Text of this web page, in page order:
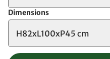
Dimensions
H82xL100xP45 cm